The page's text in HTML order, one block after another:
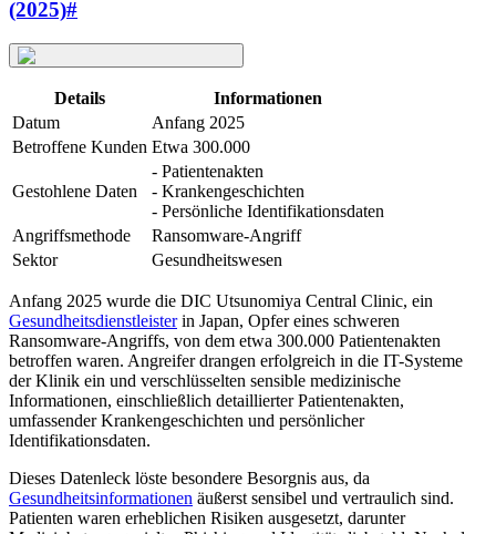
(2025)#
Details
Informationen
Datum
Anfang 2025
Betroffene Kunden Etwa 300.000
Gestohlene Daten
- Patientenakten
- Krankengeschichten
- Persönliche Identifikationsdaten
Angriffsmethode
Ransomware-Angriff
Sektor
Gesundheitswesen
Anfang 2025 wurde die DIC Utsunomiya Central Clinic, ein
Gesundheitsdienstleisterin Japan, Opfer eines schweren
Ransomware-Angriffs, von dem etwa 300.000 Patientenakten
betroffen waren. Angreifer drangen erfolgreich in die IT-Systeme
der Klinik ein und verschlüsselten sensible medizinische
Informationen, einschließlich detaillierter Patientenakten,
umfassender Krankengeschichten und persönlicher
Identifikationsdaten.
Dieses Datenleck löste besondere Besorgnis aus, da
Gesundheitsinformationen äußerst sensibel und vertraulich sind.
Patienten waren erheblichen Risiken ausgesetzt, darunter